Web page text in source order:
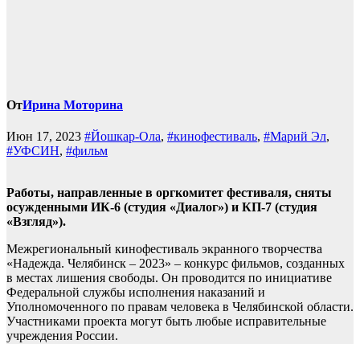
ОтИрина Моторина
Июн 17, 2023 #Йошкар-Ола, #кинофестиваль, #Марий Эл,
#УФСИН, #фильм
Работы, направленные в оргкомитет фестиваля, сняты
осужденными ИК-6 (студия «Диалог») и КП-7 (студия
«Взгляд»).
Межрегиональный кинофестиваль экранного творчества
«Надежда. Челябинск – 2023» – конкурс фильмов, созданных
в местах лишения свободы. Он проводится по инициативе
Федеральной службы исполнения наказаний и
Уполномоченного по правам человека в Челябинской области.
Участниками проекта могут быть любые исправительные
учреждения России.